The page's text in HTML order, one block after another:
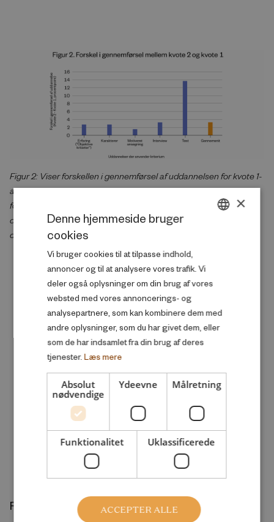
Figur 2: Viser forskellen i gennemførsel af uddannelsen for kvote 1-
ansøgere, med og uden en kvote 2 ansøgning. Forskellen er målt
for ansøgere, der lige nøjagtig kommer ind på kvote 1 og de har
derfor samme karaktergennemsnit. Hver søjle viser forskellen for
de uddannelser, der anvender et
Relaterede udgivelser
Forskningsrapport
×
Denne hjemmeside bruger
cookies
Vi bruger cookies til at tilpasse indhold,
annoncer og til at analysere vores trafik. Vi
deler også oplysninger om din brug af vores
websted med vores annoncerings- og
analysepartnere, som kan kombinere dem med
andre oplysninger, som du har givet dem, eller
som de har indsamlet fra din brug af deres
tjenester. Læs mere
Absolut
nødvendige
Ydeevne Målretning
Funktionalitet Uklassificerede
ACCEPTER ALLE